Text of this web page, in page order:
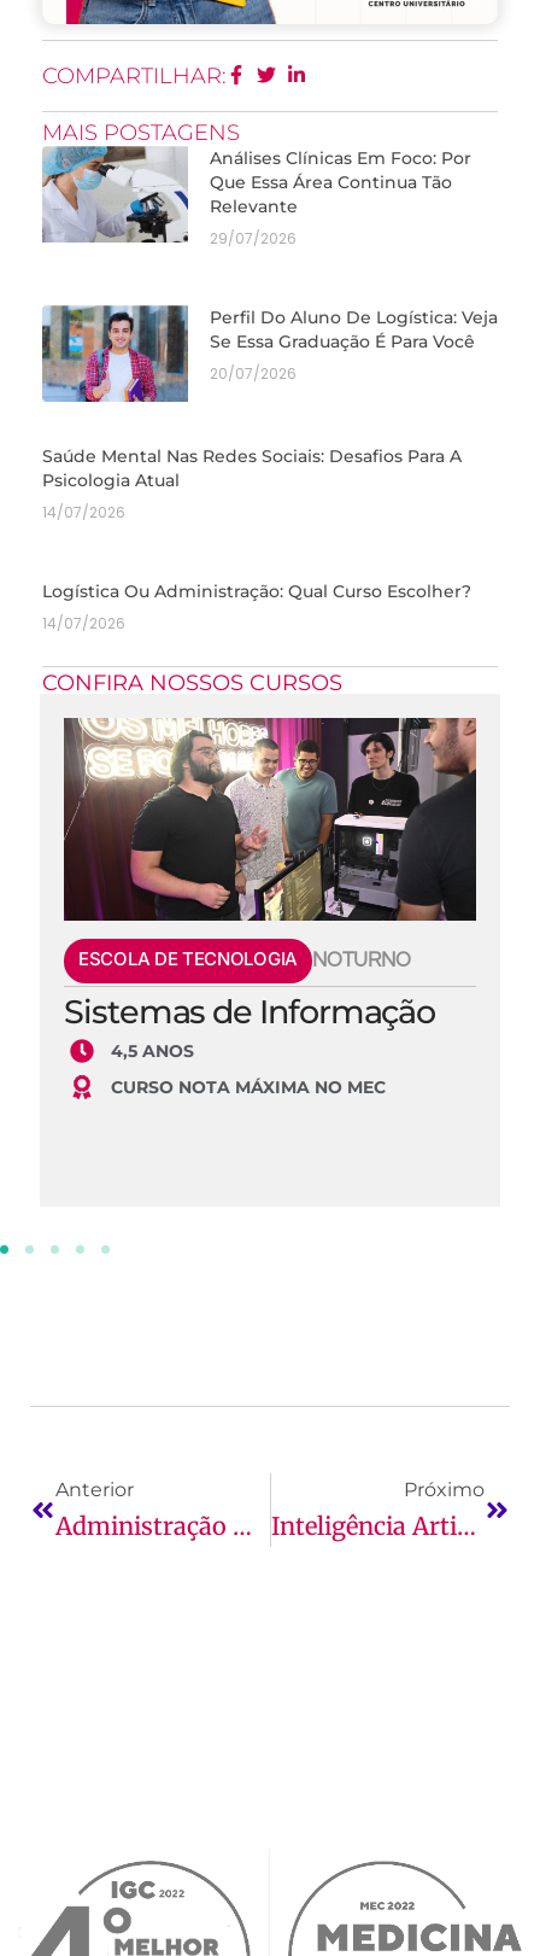
COMPARTILHAR:
MAIS POSTAGENS
Análises Clínicas Em Foco: Por
Que Essa Área Continua Tão
Relevante
29/07/2026
Perfil Do Aluno De Logística: Veja
Se Essa Graduação É Para Você
20/07/2026
Saúde Mental Nas Redes Sociais: Desafios Para A
Psicologia Atual
14/07/2026
Logística Ou Administração: Qual Curso Escolher?
14/07/2026
CONFIRA NOSSOS CURSOS
ESCOLA DE TECNOLOGIA NOTURNO
Sistemas de Informação
4,5 ANOS
CURSO NOTA MÁXIMA NO MEC
Anterior
Administração – Gestão 5.0: O Futuro Da Administração Moderna
Próximo
Inteligência Artificial Na Engenharia De Software